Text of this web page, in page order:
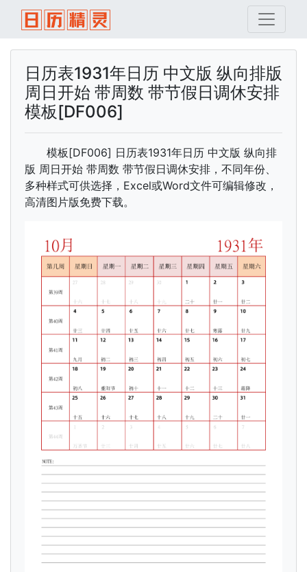
日历表1931年日历 中文版 纵向排版
周日开始 带周数 带节假日调休安排
模板[DF006]
模板[DF006] 日历表1931年日历 中文版 纵向排
版 周日开始 带周数 带节假日调休安排，不同年份、
多种样式可供选择，Excel或Word文件可编辑修改，
高清图片版免费下载。